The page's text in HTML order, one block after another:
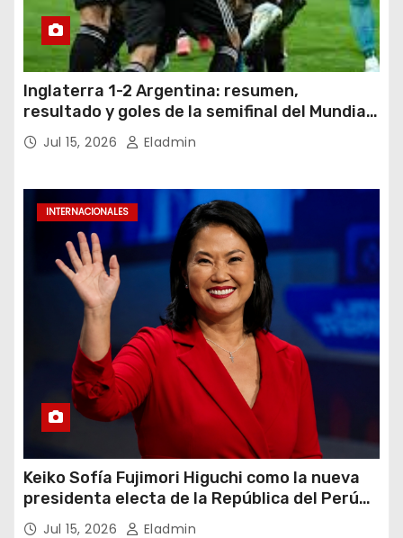
Inglaterra 1-2 Argentina: resumen,
resultado y goles de la semifinal del Mundial
2026Jul 15, 2026 Eladmin
INTERNACIONALES
Keiko Sofía Fujimori Higuchi como la nueva
presidenta electa de la República del Perú
para el periodo constitucional 2026-2031
Jul 15, 2026 Eladmin